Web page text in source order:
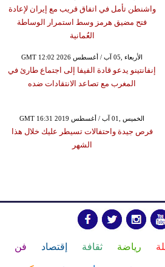
واشنطن تأمل في اتفاق قريب مع إيران لإعادة
فتح مضيق هرمز وسط استمرار الوساطة
العُمانية
GMT 12:02 2026 الأربعاء ,05 آب / أغسطس
إنفانتينو يدعو قادة الفيفا إلى اجتماع طارئ في
المغرب مع تصاعد الانتقادات ضده
GMT 16:31 2019 الخميس ,01 آب / أغسطس
فرص جيدة واحتفالات تسيطر عليك خلال هذا
الشهر
رياضة ثقافة إقتصاد فن